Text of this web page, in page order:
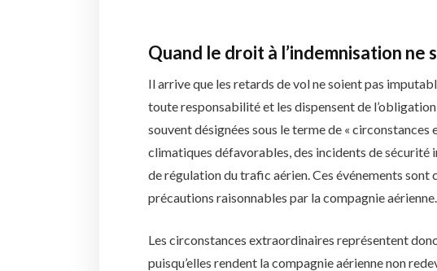
Quand le droit à l’indemnisation ne
Il arrive que les retards de vol ne soient pas
toute responsabilité et les dispensent de
souvent désignées sous le terme de «
climatiques défavorables, des incidents de sécurité
de régulation du trafic aérien. Ces événements
précautions raisonnables par la compagnie aérienne.
Les circonstances extraordinaires représentent
puisqu’elles rendent la compagnie aérienne non